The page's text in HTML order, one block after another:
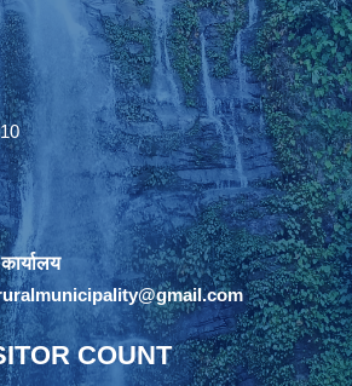
COUNT